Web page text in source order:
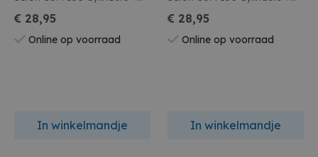
100 Spacers 2,0 Mm
€ 28,95
Online op voorraad
In winkelmandje
100 Spacers 1,5 Mm
€ 28,95
Online op voorraad
In winkelmandje